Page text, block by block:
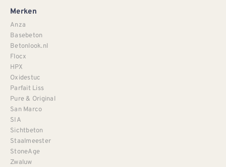
Merken
Anza
Basebeton
Betonlook.nl
Flocx
HPX
Oxidestuc
Parfait Liss
Pure & Original
San Marco
SIA
Sichtbeton
Staalmeester
StoneAge
Zwaluw